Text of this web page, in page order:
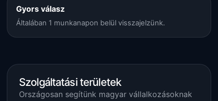
Gyors válasz
Általában 1 munkanapon belül visszajelzünk.
Szolgáltatási területek
Országosan segítünk magyar vállalkozásoknak